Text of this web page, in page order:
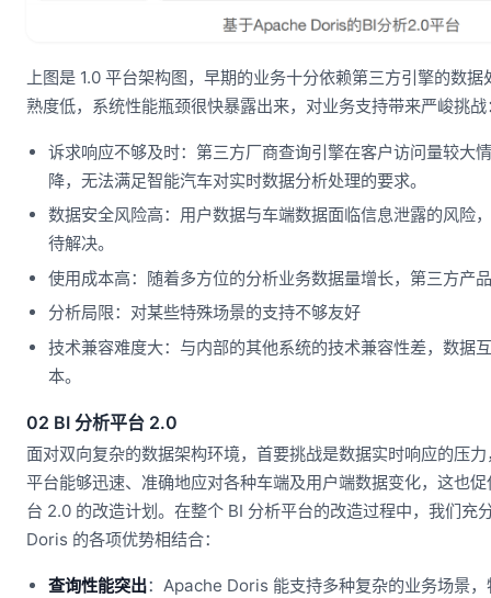
上图是 1.0 平台架构图，早期的业务十分依赖第三方引擎的数
熟度低，系统性能瓶颈很快暴露出来，对业务支持带来严峻挑战
诉求响应不够及时：第三方厂商查询引擎在客户访问量较大
降，无法满足智能汽车对实时数据分析处理的要求。
数据安全风险高：用户数据与车端数据面临信息泄露的风险
待解决。
使用成本高：随着多方位的分析业务数据量增长，第三方产
分析局限：对某些特殊场景的支持不够友好
技术兼容难度大：与内部的其他系统的技术兼容性差，数据
本。
02 BI 分析平台 2.0
面对双向复杂的数据架构环境，首要挑战是数据实时响应的压
平台能够迅速、准确地应对各种车端及用户端数据变化，这也
台 2.0 的改造计划。在整个 BI 分析平台的改造过程中，我们充
Doris 的各项优势相结合：
查询性能突出：Apache Doris 能支持多种复杂的业务场景